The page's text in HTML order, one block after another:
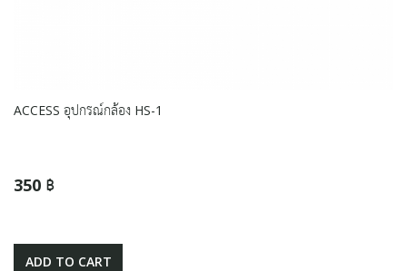
ACCESS อุปกรณ์กล้อง HS-1
350 ฿
ADD TO CART